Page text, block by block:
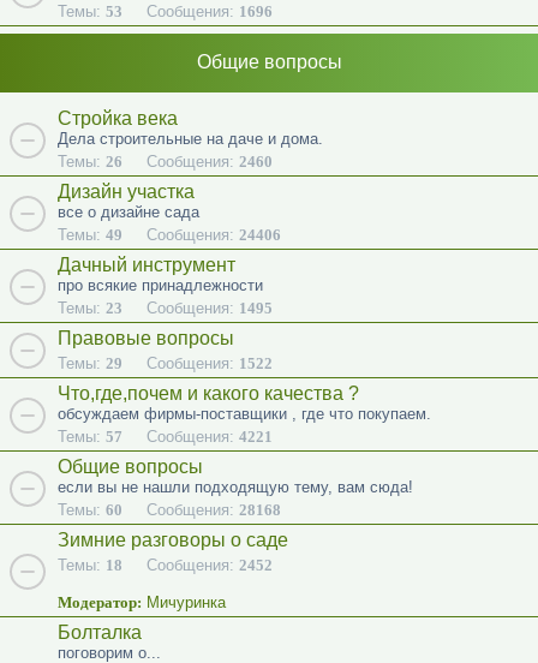
Темы: 53 Сообщения: 1696
Общие вопросы
Стройка века
Дела строительные на даче и дома.
Темы: 26 Сообщения: 2460
Дизайн участка
все о дизайне сада
Темы: 49 Сообщения: 24406
Дачный инструмент
про всякие принадлежности
Темы: 23 Сообщения: 1495
Правовые вопросы
Темы: 29 Сообщения: 1522
Что,где,почем и какого качества ?
обсуждаем фирмы-поставщики , где что покупаем.
Темы: 57 Сообщения: 4221
Общие вопросы
если вы не нашли подходящую тему, вам сюда!
Темы: 60 Сообщения: 28168
Зимние разговоры о саде
Темы: 18 Сообщения: 2452
Модератор: Мичуринка
Болталка
поговорим о...